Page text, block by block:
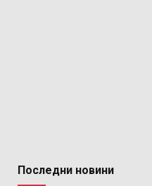
Последни новини